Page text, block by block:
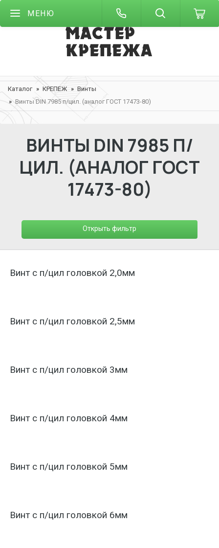
МЕНЮ
Каталог КРЕПЕЖ
Винты
Винты DIN 7985 п/цил. (аналог ГОСТ 17473-80)
ВИНТЫ DIN 7985 П/
ЦИЛ. (АНАЛОГ ГОСТ
17473-80)
Открыть фильтр
Винт с п/цил головкой 2,0мм
Винт с п/цил головкой 2,5мм
Винт с п/цил головкой 3мм
Винт с п/цил головкой 4мм
Винт с п/цил головкой 5мм
Винт с п/цил головкой 6мм